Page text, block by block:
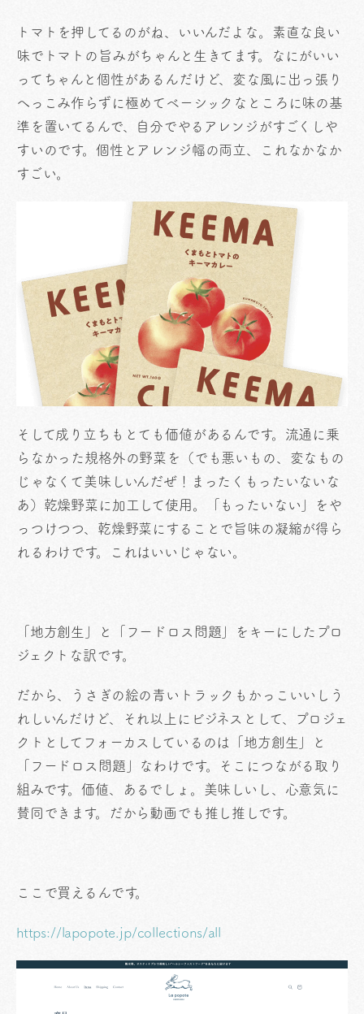
トマトを押してるのがね、いいんだよな。素直な良い
味でトマトの旨みがちゃんと生きてます。なにがいい
ってちゃんと個性があるんだけど、変な風に出っ張り
へっこみ作らずに極めてベーシックなところに味の基
準を置いてるんで、自分でやるアレンジがすごくしや
すいのです。個性とアレンジ幅の両立、これなかなか
すごい。
そして成り立ちもとても価値があるんです。流通に乗
らなかった規格外の野菜を（でも悪いもの、変なもの
じゃなくて美味しいんだぜ！まったくもったいないな
あ）乾燥野菜に加工して使用。「もったいない」をや
っつけつつ、乾燥野菜にすることで旨味の凝縮が得ら
れるわけです。これはいいじゃない。
「地方創生」と「フードロス問題」をキーにしたプロ
ジェクトな訳です。
だから、うさぎの絵の青いトラックもかっこいいしう
れしいんだけど、それ以上にビジネスとして、プロジェ
クトとしてフォーカスしているのは「地方創生」と
「フードロス問題」なわけです。そこにつながる取り
組みです。価値、あるでしょ。美味しいし、心意気に
賛同できます。だから動画でも推し推しです。
ここで買えるんです。
https://lapopote.jp/collections/all